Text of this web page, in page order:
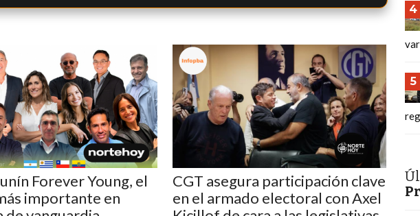
Forever Young, el
importante en
CGT asegura participación clave
en el armado electoral con Axel
4
5